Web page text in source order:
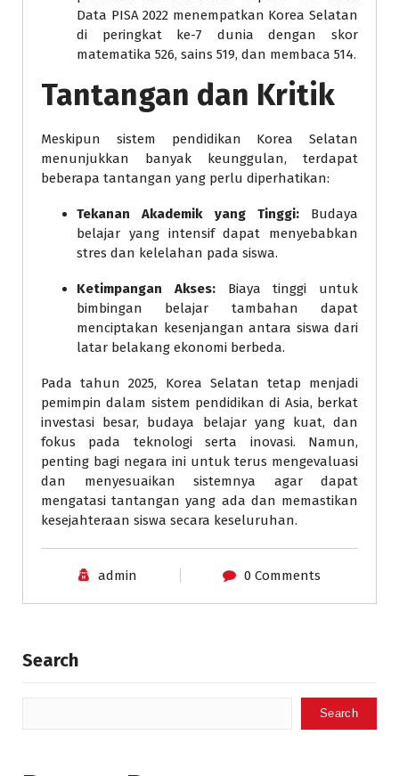
Data PISA 2022 menempatkan Korea Selatan
di peringkat ke-7 dunia dengan skor
matematika 526, sains 519, dan membaca 514.
Tantangan dan Kritik
Meskipun sistem pendidikan Korea Selatan
menunjukkan banyak keunggulan, terdapat
beberapa tantangan yang perlu diperhatikan:
Tekanan Akademik yang Tinggi:Budaya
belajar yang intensif dapat menyebabkan
stres dan kelelahan pada siswa.
Ketimpangan Akses:Biaya tinggi untuk
bimbingan belajar tambahan dapat
menciptakan kesenjangan antara siswa dari
latar belakang ekonomi berbeda.
Pada tahun 2025, Korea Selatan tetap menjadi
pemimpin dalam sistem pendidikan di Asia, berkat
investasi besar, budaya belajar yang kuat, dan
fokus pada teknologi serta inovasi. Namun,
penting bagi negara ini untuk terus mengevaluasi
dan menyesuaikan sistemnya agar dapat
mengatasi tantangan yang ada dan memastikan
kesejahteraan siswa secara keseluruhan.
admin 0 Comments
Search
Search